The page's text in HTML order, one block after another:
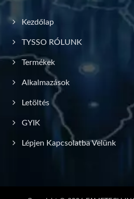
Kezdőlap
TYSSO RÓLUNK
Termékek
Alkalmazások
Letöltés
GYIK
Lépjen Kapcsolatba Velünk